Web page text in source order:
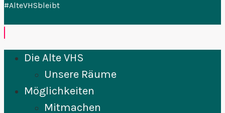
#AlteVHSbleibt
Die Alte VHS
Unsere Räume
Möglichkeiten
Mitmachen